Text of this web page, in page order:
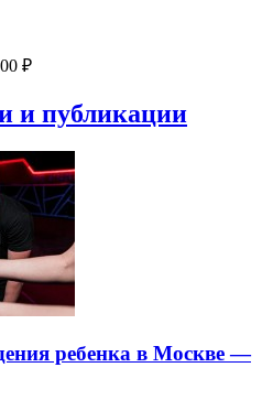
₽
и публикации
ребенка в Москве —